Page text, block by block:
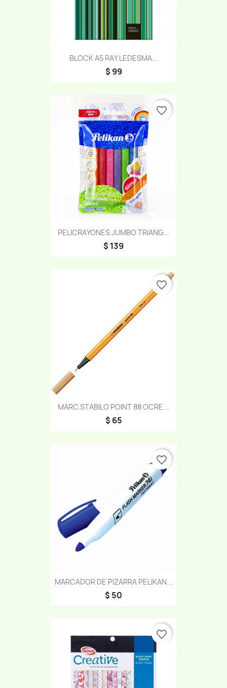
BLOCK A5 RAY.LEDESMA...
$ 99
PELICRAYONES JUMBO TRIANG...
$ 139
favorite_border
MARC.STABILO POINT 88 OCRE...
$ 65
favorite_border
MARCADOR DE PIZARRA PELIKAN...
$ 50
favorite_border
favorite_border